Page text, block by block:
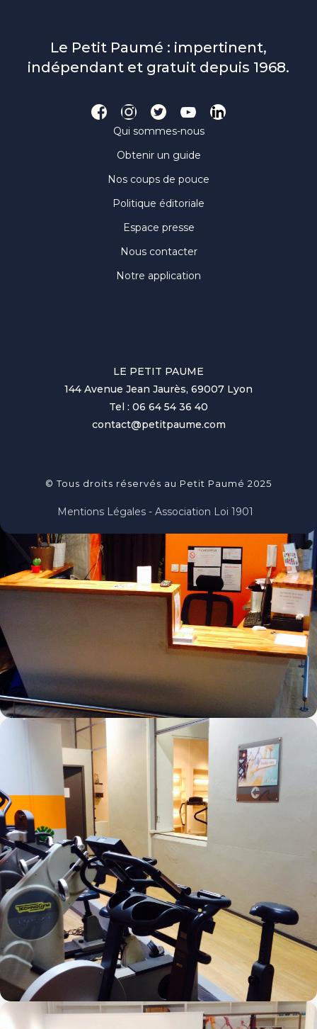
Le Petit Paumé : impertinent,
indépendant et gratuit depuis 1968.
Qui sommes-nous
Obtenir un guide
Nos coups de pouce
Politique éditoriale
Espace presse
Nous contacter
Notre application
LE PETIT PAUME
144 Avenue Jean Jaurès, 69007 Lyon
Tel : 06 64 54 36 40
contact@petitpaume.com
© Tous droits réservés au Petit Paumé 2025
Mentions Légales - Association Loi 1901